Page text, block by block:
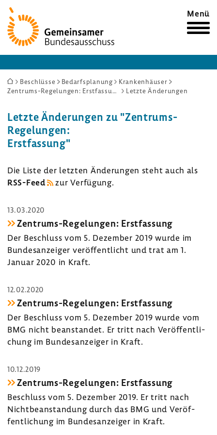
Zur
Startseite
Menü
Sie
sind
Beschlüsse Bedarfsplanung
Krankenhäuser
Zentrums-Regelungen: Erstfassung
Letzte Änderungen
Letzte Ände­rungen zu "Zentrums-​
Regelungen:
Erst­fas­sung"
Die Liste der letzten Ände­rungen steht auch als
RSS-​Feed
zur Verfü­gung.
13.03.2020
Zentrums-​Regelungen: Erst­fas­sung
Der Beschluss vom 5. Dezember 2019 wurde im
Bundes­an­zeiger veröf­fent­licht und trat am 1.
Januar 2020 in Kraft.
12.02.2020
Zentrums-​Regelungen: Erst­fas­sung
Der Beschluss vom 5. Dezember 2019 wurde vom
BMG nicht bean­standet. Er tritt nach Veröf­fent­li­
chung im Bundes­an­zeiger in Kraft.
10.12.2019
Zentrums-​Regelungen: Erst­fas­sung
Beschluss vom 5. Dezember 2019. Er tritt nach
Nicht­be­an­stan­dung durch das BMG und Veröf­
fent­li­chung im Bundes­an­zeiger in Kraft.